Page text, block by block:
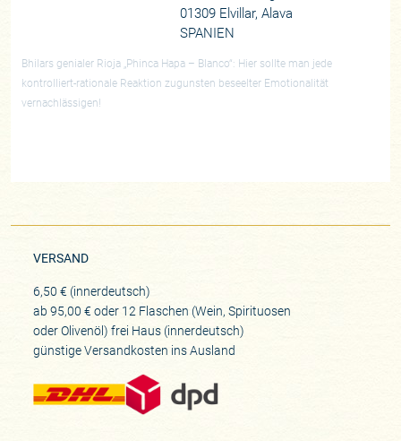
01309 Elvillar, Alava
SPANIEN
Bhilars genialer Rioja „Phinca Hapa – Blanco“: Hier sollte man jede
kontrolliert-rationale Reaktion zugunsten beseelter Emotionalität
vernachlässigen!
VERSAND
6,50 € (innerdeutsch)
ab 95,00 € oder 12 Flaschen (Wein, Spirituosen
oder Olivenöl) frei Haus (innerdeutsch)
günstige Versandkosten ins Ausland